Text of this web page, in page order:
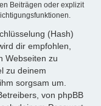
Beiträgen oder explizit
(Hash)
dir empfohlen,
Webseiten zu
zu deinem
sorgsam um.
von phpBB